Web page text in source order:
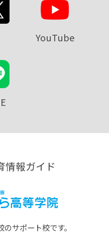
YouTube
情報ガイド
サポート校です。